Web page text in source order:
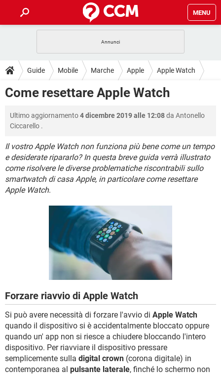
MENU
INTRATTENIMENTO ANDROID
iOS WINDOWS 10
TIKTOK
GUIDE
COVID-19 GAMING
INTRATTENIMENTO ANDROID
iOS WINDOWS 10
TIKTOK FACEBOOK
HARDWARE
DOWNLOAD
INTRATTENIMENTO
INSTAGRAM WHATSAPP
FACEBOOK
HARDWARE
FORUM
INTRATTENIMENTO ANDROID
iOS WINDOWS 10
INSTAGRAM WHATSAPP
COVID-19 GAMING
INTRATTENIMENTO ANDROID
iOS
FACEBOOK
Guide Mobile Marche Apple Apple Watch
Come resettare Apple Watch
Ultimo aggiornamento4 dicembre 2019 alle 12:08da Antonello
Ciccarello .
Il vostro Apple Watch non funziona più bene come un tempo
e desiderate ripararlo? In questa breve guida verrà illustrato
come risolvere le diverse problematiche riscontrabili sullo
smartwatch di casa Apple, in particolare come resettare
Apple Watch.
Forzare riavvio di Apple Watch
Si può avere necessità di forzare l'avvio di Apple Watch
quando il dispositivo si è accidentalmente bloccato oppure
quando un' app non si riesce a chiudere bloccando l'intero
dispositivo. Per riavviare il dispositivo pressare
semplicemente sulla digital crown (corona digitale) in
contemporanea al pulsante laterale, finché lo schermo non